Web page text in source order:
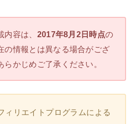
内容は、 2017年8月2日時点の
の情報とは異なる場合がござ
らかじめご了承ください。
ィリエイトプログラムによる